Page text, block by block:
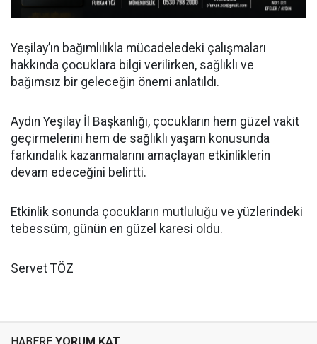
Yeşilay’ın bağımlılıkla mücadeledeki çalışmaları
hakkında çocuklara bilgi verilirken, sağlıklı ve
bağımsız bir geleceğin önemi anlatıldı.
Aydın Yeşilay İl Başkanlığı, çocukların hem güzel vakit
geçirmelerini hem de sağlıklı yaşam konusunda
farkındalık kazanmalarını amaçlayan etkinliklerin
devam edeceğini belirtti.
Etkinlik sonunda çocukların mutluluğu ve yüzlerindeki
tebessüm, günün en güzel karesi oldu.
Servet TÖZ